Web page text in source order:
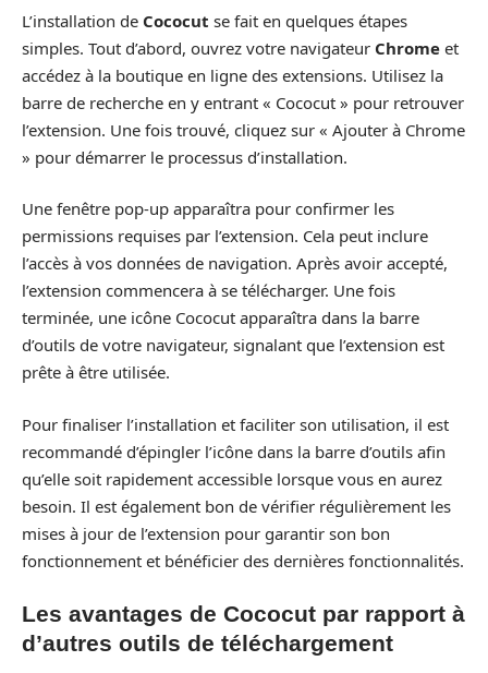
L’installation de Cococut se fait en quelques étapes
simples. Tout d’abord, ouvrez votre navigateur Chrome et
accédez à la boutique en ligne des extensions. Utilisez la
barre de recherche en y entrant « Cococut » pour retrouver
l’extension. Une fois trouvé, cliquez sur « Ajouter à Chrome
» pour démarrer le processus d’installation.
Une fenêtre pop-up apparaîtra pour confirmer les
permissions requises par l’extension. Cela peut inclure
l’accès à vos données de navigation. Après avoir accepté,
l’extension commencera à se télécharger. Une fois
terminée, une icône Cococut apparaîtra dans la barre
d’outils de votre navigateur, signalant que l’extension est
prête à être utilisée.
Pour finaliser l’installation et faciliter son utilisation, il est
recommandé d’épingler l’icône dans la barre d’outils afin
qu’elle soit rapidement accessible lorsque vous en aurez
besoin. Il est également bon de vérifier régulièrement les
mises à jour de l’extension pour garantir son bon
fonctionnement et bénéficier des dernières fonctionnalités.
Les avantages de Cococut par rapport à
d’autres outils de téléchargement